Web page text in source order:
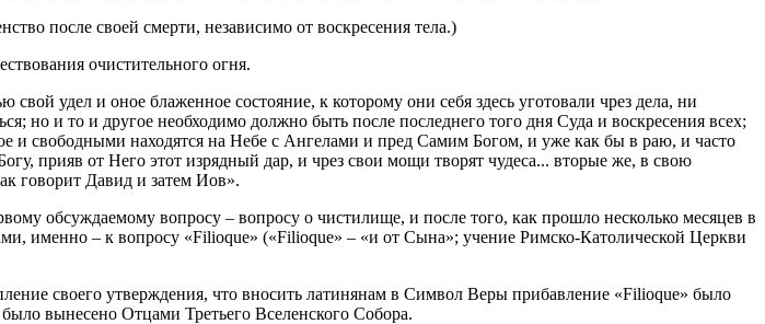
после своей смерти, независимо от воскресения тела.)
очистительного огня.
удел и оное блаженное состояние, к которому они себя здесь уготовали чрез дела, ни
но и то и другое необходимо должно быть после последнего того дня Суда и воскресения всех;
и свободными находятся на Небе с Ангелами и пред Самим Богом, и уже как бы в раю, и часто
прияв от Него этот изрядный дар, и чрез свои мощи творят чудеса... вторые же, в свою
говорит Давид и затем Иов».
обсуждаемому вопросу – вопросу о чистилище, и после того, как прошло несколько месяцев в
именно – к вопросу «Filioque» («Filioque» – «и от Сына»; учение Римско-Католической Церкви
своего утверждения, что вносить латинянам в Символ Веры прибавление «Filioque» было
вынесено Отцами Третьего Вселенского Собора.